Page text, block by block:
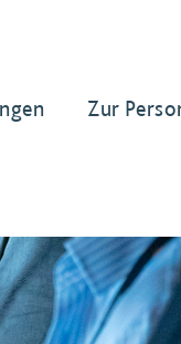
Zur